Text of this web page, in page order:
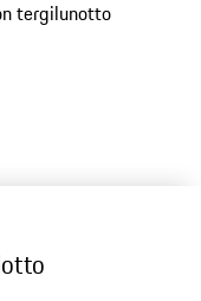
tergilunotto